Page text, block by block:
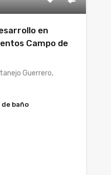
en
Campo de
Guerrero,
baño